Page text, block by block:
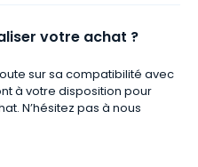
votre achat ?
sur sa compatibilité avec
à votre disposition pour
N’hésitez pas à nous